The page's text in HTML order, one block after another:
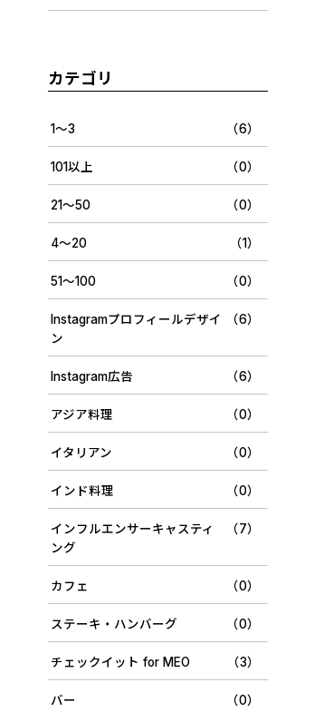
カテゴリ
1〜3 （6）
101以上 （0）
21〜50 （0）
4〜20 （1）
51〜100 （0）
Instagramプロフィールデザイ
ン
（6）
Instagram広告 （6）
アジア料理 （0）
イタリアン （0）
インド料理 （0）
インフルエンサーキャスティ
ング
（7）
カフェ （0）
ステーキ・ハンバーグ （0）
チェックイット for MEO （3）
バー （0）